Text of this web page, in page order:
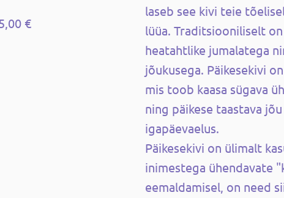
€
laseb see kivi teie
lüüa. Traditsiooniliselt
heatahtlike jumalatega
jõukusega. Päikesekivi
mis toob kaasa sügava
ning päikese taastava
igapäevaelus.
Päikesekivi on ülimalt
inimestega ühendavate
eemaldamisel, on need